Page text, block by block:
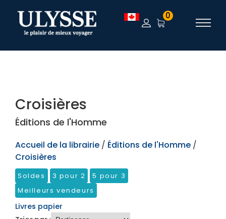
TEST 0
Croisières
Éditions de l'Homme
Accueil de la librairie / Éditions de l'Homme /
Croisières
Soldes 3 pour 2
5 pour 3
Meilleurs vendeurs
Livres papier